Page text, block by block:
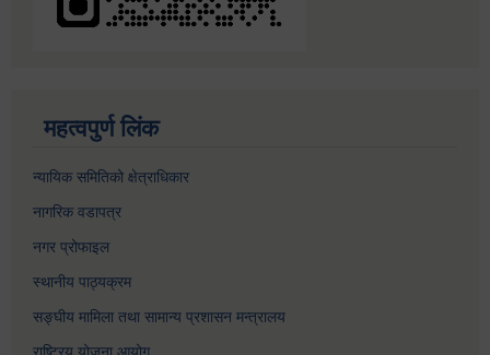
महत्वपुर्ण लिंक
न्यायिक समितिको क्षेत्राधिकार
नागरिक वडापत्र
नगर प्रोफाइल
स्थानीय पाठ्यक्रम
सङ्घीय मामिला तथा सामान्य प्रशासन मन्त्रालय